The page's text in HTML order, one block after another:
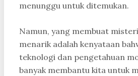
menunggu untuk ditemukan.
Namun, yang membuat
menarik adalah kenyataan
teknologi dan pengetahuan
banyak membantu kita untuk